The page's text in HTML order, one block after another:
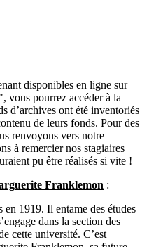
disponibles en ligne sur
vous pourrez accéder à la
d’archives ont été inventoriés
de leurs fonds. Pour des
renvoyons vers notre
à remercier nos stagiaires
pu être réalisés si vite !
Franklemon :
1919. Il entame des études
dans la section des
cette université. C’est